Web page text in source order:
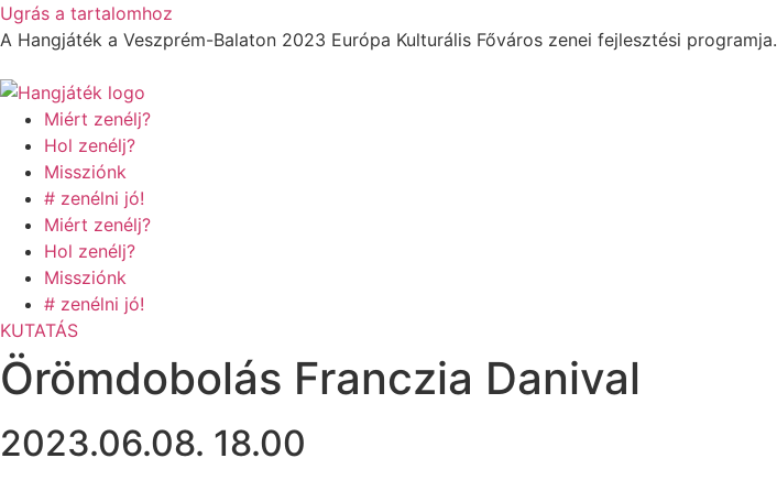
Ugrás a tartalomhoz
A Hangjáték a Veszprém-Balaton 2023 Európa Kulturális Főváros zenei fejlesztési programja.
Miért zenélj?
Hol zenélj?
Missziónk
# zenélni jó!
Miért zenélj?
Hol zenélj?
Missziónk
# zenélni jó!
KUTATÁS
Örömdobolás Franczia Danival
2023.06.08. 18.00